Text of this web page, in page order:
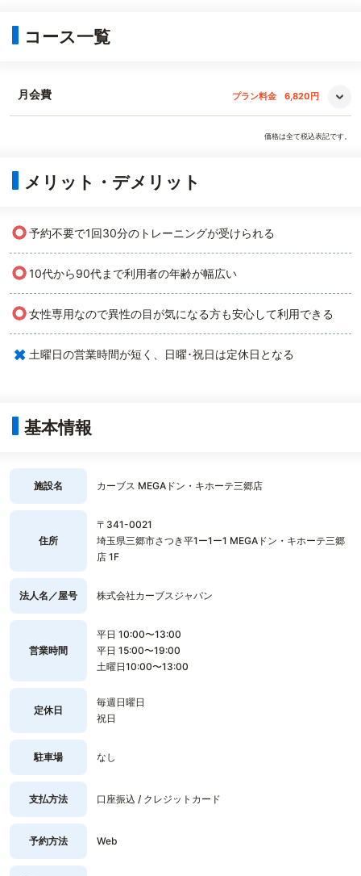
コース一覧
月会費 プラン料金 6,820円
価格は全て税込表記です。
メリット・デメリット
○予約不要で1回30分のトレーニングが受けられる
○10代から90代まで利用者の年齢が幅広い
○女性専用なので異性の目が気になる方も安心して利用できる
× 土曜日の営業時間が短く、日曜･祝日は定休日となる
基本情報
施設名 カーブス MEGAドン・キホーテ三郷店
住所
〒341-0021
埼玉県三郷市さつき平1ー1ー1 MEGAドン・キホーテ三郷
店 1F
法人名／屋号 株式会社カーブスジャパン
営業時間
平日 10:00〜13:00
平日 15:00〜19:00
土曜日10:00〜13:00
定休日
毎週日曜日
祝日
駐車場 なし
支払方法 口座振込 / クレジットカード
予約方法 Web